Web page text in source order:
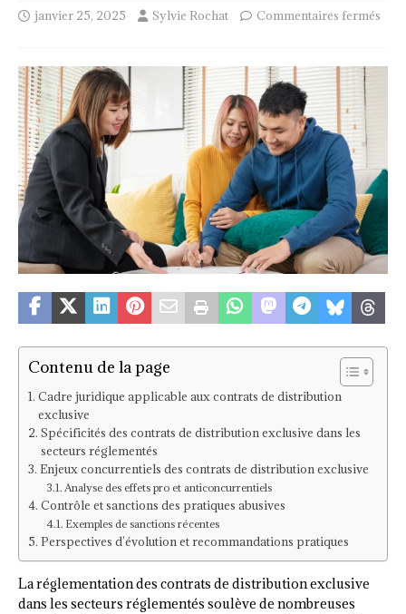
janvier 25, 2025 Sylvie Rochat Commentaires fermés
Contenu de la page
Cadre juridique applicable aux contrats de distribution
exclusive
Spécificités des contrats de distribution exclusive dans les
secteurs réglementés
Enjeux concurrentiels des contrats de distribution exclusive
Analyse des effets pro et anticoncurrentiels
Contrôle et sanctions des pratiques abusives
Exemples de sanctions récentes
Perspectives d’évolution et recommandations pratiques
La réglementation des contrats de distribution exclusive
dans les secteurs réglementés soulève de nombreuses